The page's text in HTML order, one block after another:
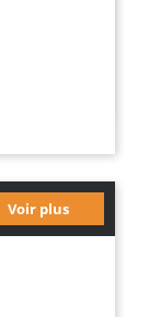
Voir plus